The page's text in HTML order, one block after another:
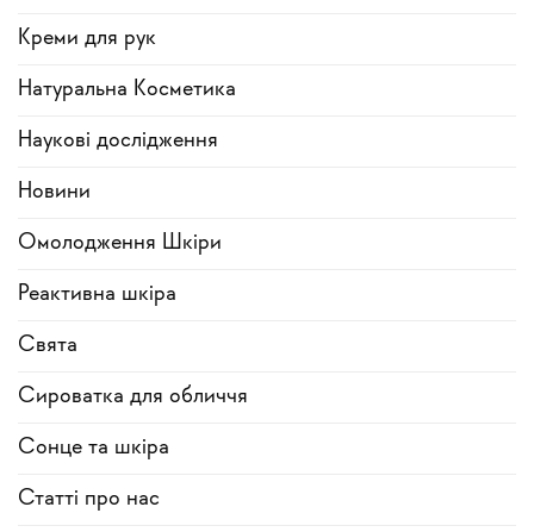
Креми для рук
Натуральна Косметика
Наукові дослідження
Новини
Омолодження Шкіри
Реактивна шкіра
Свята
Сироватка для обличчя
Сонце та шкіра
Статті про нас